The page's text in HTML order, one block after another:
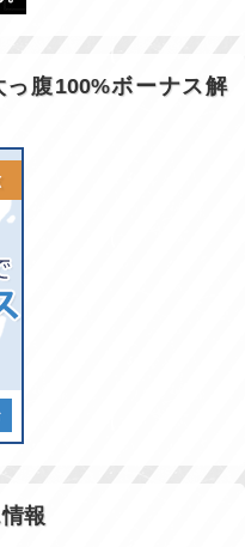
腹100%ボーナス解
報